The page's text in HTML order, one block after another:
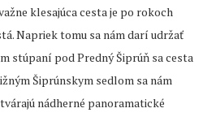
klesajúca cesta je po rokoch
Napriek tomu sa nám darí udržať
stúpaní pod Predný Šiprúň sa cesta
Šiprúnskym sedlom sa nám
nádherné panoramatické